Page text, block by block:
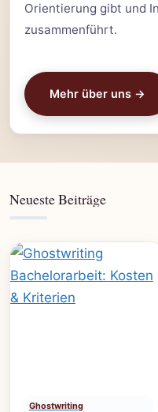
Orientierung gibt und
zusammenführt.
Mehr über uns →
Neueste Beiträge
Ghostwriting